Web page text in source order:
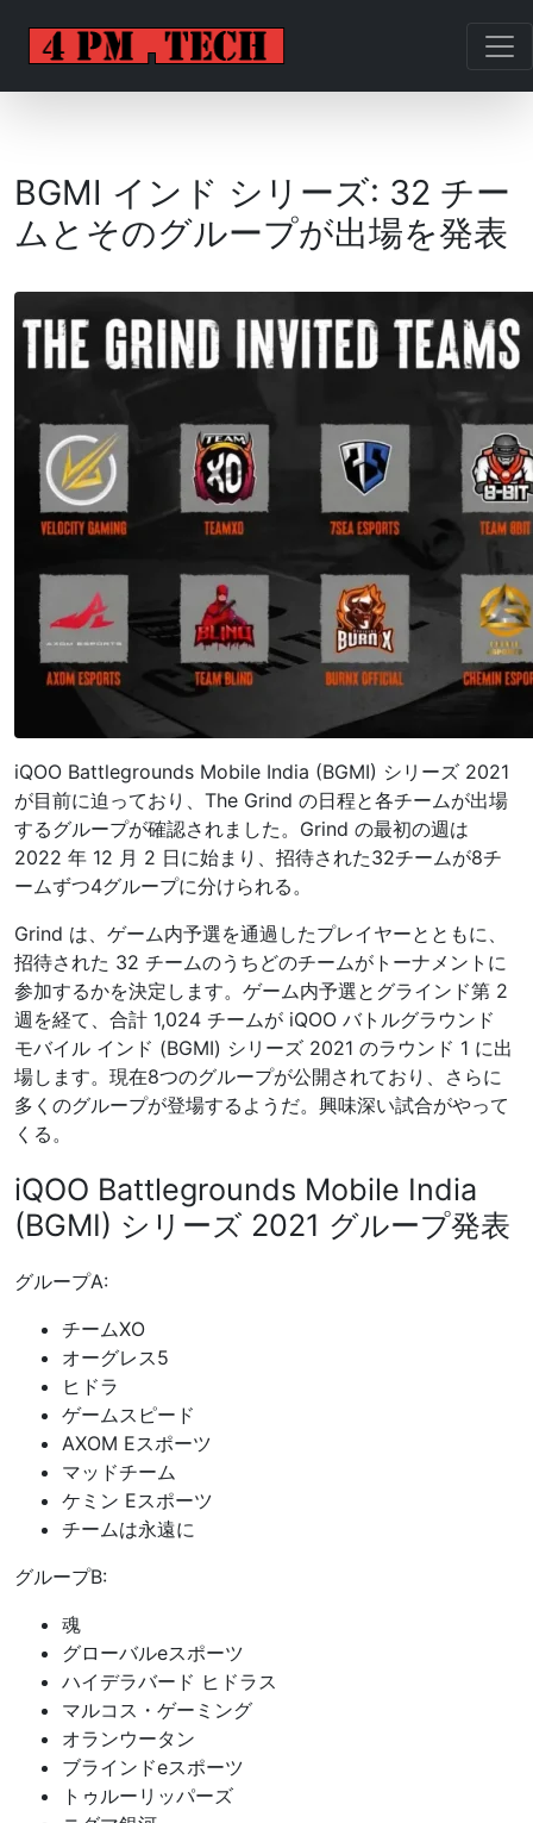
BGMI インド シリーズ: 32 チー
ムとそのグループが出場を発表
iQOO Battlegrounds Mobile India (BGMI) シリーズ 2021
が目前に迫っており、The Grind の日程と各チームが出場
するグループが確認されました。Grind の最初の週は
2022 年 12 月 2 日に始まり、招待された32チームが8チ
ームずつ4グループに分けられる。
Grind は、ゲーム内予選を通過したプレイヤーとともに、
招待された 32 チームのうちどのチームがトーナメントに
参加するかを決定します。ゲーム内予選とグラインド第 2
週を経て、合計 1,024 チームが iQOO バトルグラウンド
モバイル インド (BGMI) シリーズ 2021 のラウンド 1 に出
場します。現在8つのグループが公開されており、さらに
多くのグループが登場するようだ。興味深い試合がやって
くる。
iQOO Battlegrounds Mobile India
(BGMI) シリーズ 2021 グループ発表
グループA:
チームXO
オーグレス5
ヒドラ
ゲームスピード
AXOM Eスポーツ
マッドチーム
ケミン Eスポーツ
チームは永遠に
グループB:
魂
グローバルeスポーツ
ハイデラバード ヒドラス
マルコス・ゲーミング
オランウータン
ブラインドeスポーツ
トゥルーリッパーズ